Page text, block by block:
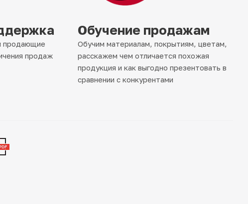
продающие
продаж
Обучение продажам
Обучим материалам, покрытиям, цветам,
расскажем чем отличается похожая
продукция и как выгодно презентовать в
сравнении с конкурентами